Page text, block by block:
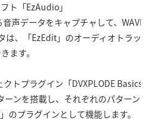
ト「EzAudio」
声データをキャプチャして、WAVE
は、「EzEdit」のオーディオトラッ
ます。
トプラグイン「DVXPLODE Basics」
ンを搭載し、それぞれのパターン
のプラグインとして機能します。